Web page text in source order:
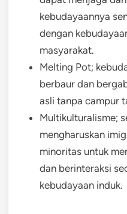
kebudayaannya
dengan
masyarakat.
Melting Pot;
berbaur dan
asli tanpa campur
Multikulturalisme;
mengharuskan
minoritas untuk
dan berinteraksi
kebudayaan induk.